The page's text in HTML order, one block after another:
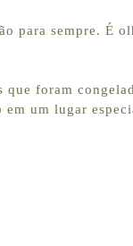
para sempre. É
que foram
em um lugar